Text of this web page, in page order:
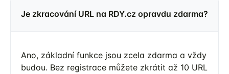
Je zkracování URL na RDY.cz opravdu zdarma?
Ano, základní funkce jsou zcela zdarma a vždy
budou. Bez registrace můžete zkrátit až 10 URL